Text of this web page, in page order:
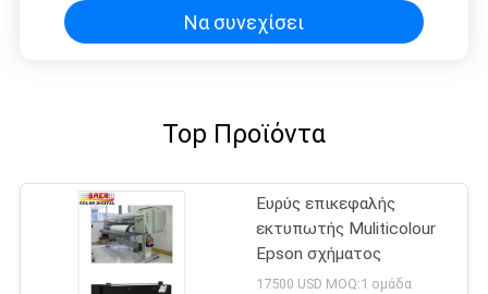
Να συνεχίσει
Top Προϊόντα
Ευρύς επικεφαλής
εκτυπωτής Muliticolour
Epson σχήματος
17500 USD MOQ:1 ομάδα